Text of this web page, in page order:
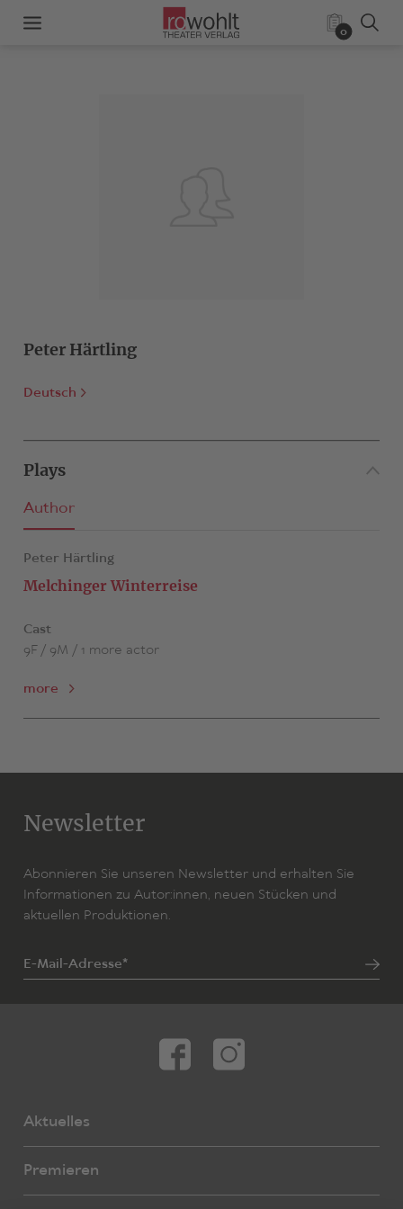
0
Peter Härtling
Deutsch
Plays
Author
Peter Härtling
Melchinger Winterreise
Cast
9F / 9M / 1 more actor
more
Newsletter
Abonnieren Sie unseren Newsletter und erhalten Sie
Informationen zu Autor:innen, neuen Stücken und
aktuellen Produktionen.
E-Mail-Adresse*
Aktuelles
Premieren